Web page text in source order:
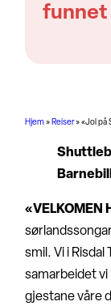
Hjem» Reiser»«Jol på
«VELKOMEN
smil. Vi i
samarbeidet vi
gjestane våre
funnet